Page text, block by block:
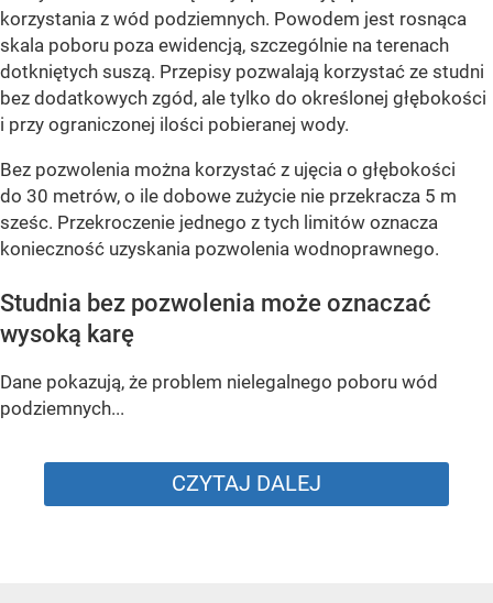
korzystania z wód podziemnych. Powodem jest rosnąca
skala poboru poza ewidencją, szczególnie na terenach
dotkniętych suszą. Przepisy pozwalają korzystać ze studni
bez dodatkowych zgód, ale tylko do określonej głębokości
i przy ograniczonej ilości pobieranej wody.
Bez pozwolenia można korzystać z ujęcia o głębokości
do 30 metrów, o ile dobowe zużycie nie przekracza 5 m
sześc. Przekroczenie jednego z tych limitów oznacza
konieczność uzyskania pozwolenia wodnoprawnego.
Studnia bez pozwolenia może oznaczać
wysoką karę
Dane pokazują, że problem nielegalnego poboru wód
podziemnych...
CZYTAJ DALEJ